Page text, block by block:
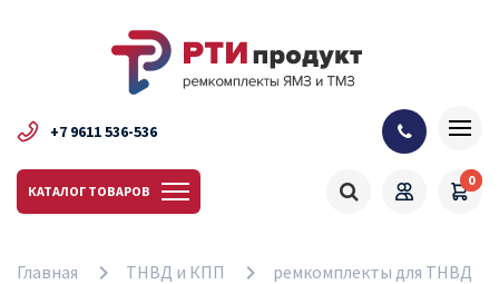
+7 9611 536-536
КАТАЛОГ ТОВАРОВ
0
Главная ТНВД и КПП
ремкомплекты для ТНВД